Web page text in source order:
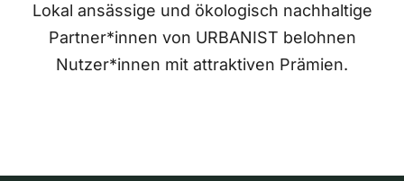
Lokal ansässige und ökologisch nachhaltige
Partner*innen von URBANIST belohnen
Nutzer*innen mit attraktiven Prämien.